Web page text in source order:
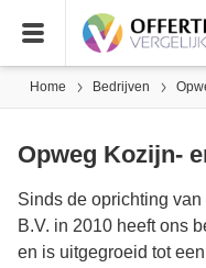
Home Bedrijven
Opweg Kozijn-
Sinds de oprichting
B.V. in 2010 heeft ons
en is uitgegroeid tot